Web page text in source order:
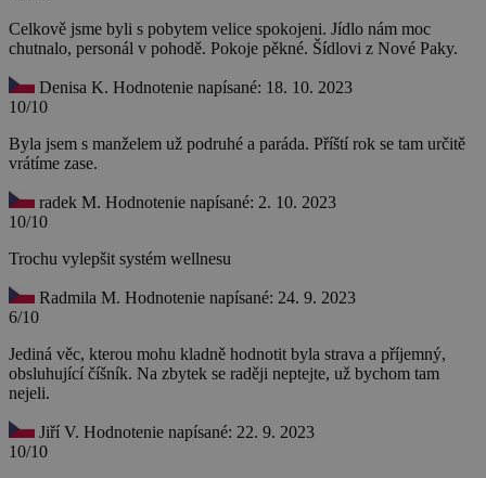
Celkově jsme byli s pobytem velice spokojeni. Jídlo nám moc
chutnalo, personál v pohodě. Pokoje pěkné. Šídlovi z Nové Paky.
Denisa K. Hodnotenie napísané: 18. 10. 2023
10/10
Byla jsem s manželem už podruhé a paráda. Příští rok se tam určitě
vrátíme zase.
radek M. Hodnotenie napísané: 2. 10. 2023
10/10
Trochu vylepšit systém wellnesu
Radmila M. Hodnotenie napísané: 24. 9. 2023
6/10
Jediná věc, kterou mohu kladně hodnotit byla strava a příjemný,
obsluhující číšník. Na zbytek se raději neptejte, už bychom tam
nejeli.
Jiří V. Hodnotenie napísané: 22. 9. 2023
10/10